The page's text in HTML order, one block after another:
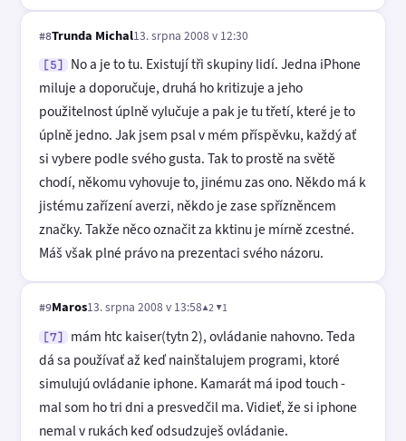
#8Trunda Michal13. srpna 2008 v 12:30
[5]
No a je to tu. Existují tři skupiny lidí. Jedna iPhone
miluje a doporučuje, druhá ho kritizuje a jeho
použitelnost úplně vylučuje a pak je tu třetí, které je to
úplně jedno. Jak jsem psal v mém příspěvku, každý ať
si vybere podle svého gusta. Tak to prostě na světě
chodí, někomu vyhovuje to, jinému zas ono. Někdo má k
jistému zařízení averzi, někdo je zase spřízněncem
značky. Takže něco označit za kktinu je mírně zcestné.
Máš však plné právo na prezentaci svého názoru.
#9Maros13. srpna 2008 v 13:58▲2 ▼1
[7]
mám htc kaiser(tytn 2), ovládanie nahovno. Teda
dá sa používať až keď nainštalujem programi, ktoré
simulujú ovládanie iphone. Kamarát má ipod touch -
mal som ho tri dni a presvedčil ma. Vidieť, že si iphone
nemal v rukách keď odsudzuješ ovládanie.